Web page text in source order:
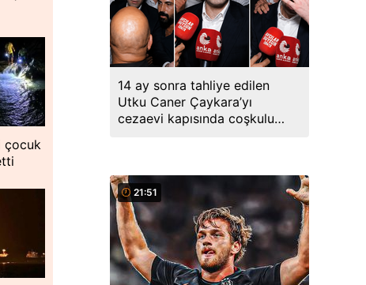
çocuk
14 ay sonra tahliye edilen
Utku Caner Çaykara’yı
cezaevi kapısında coşkulu
21:51